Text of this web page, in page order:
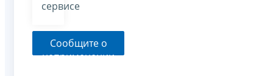
сервисе
Сообщите о
неприменении